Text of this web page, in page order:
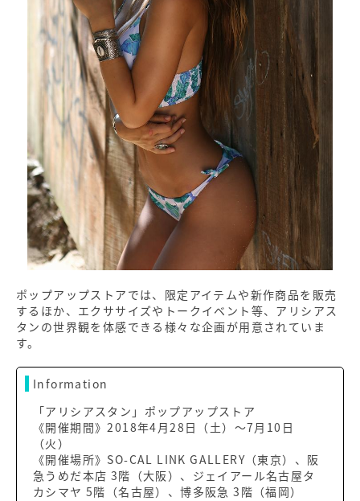
ポップアップストアでは、限定アイテムや新作商品を販売
するほか、エクササイズやトークイベント等、アリシアス
タンの世界観を体感できる様々な企画が用意されていま
す。
Information
「アリシアスタン」ポップアップストア
《開催期間》2018年4月28日（土）～7月10日
（火）
《開催場所》SO-CAL LINK GALLERY（東京）、阪
急うめだ本店 3階（大阪）、ジェイアール名古屋タ
カシマヤ 5階（名古屋）、博多阪急 3階（福岡）